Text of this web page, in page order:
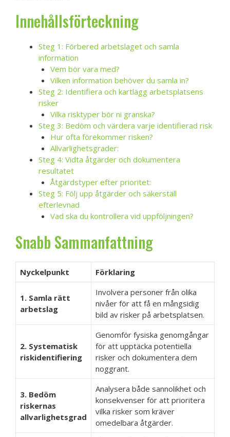
Innehållsförteckning
Steg 1: Förbered arbetslaget och samla
information
Vem bör vara med?
Vilken information behöver du samla in?
Steg 2: Identifiera och kartlägg arbetsplatsens
risker
Vilka risktyper bör ni granska?
Steg 3: Bedöm och värdera varje identifierad risk
Hur ofta förekommer risken?
Allvarlighetsgrader:
Steg 4: Vidta åtgärder och dokumentera
resultatet
Åtgärdstyper efter prioritet:
Steg 5: Följ upp åtgärder och säkerställ
efterlevnad
Vad ska du kontrollera vid uppföljningen?
Snabb Sammanfattning
Nyckelpunkt Förklaring
1. Samla rätt
arbetslag
Involvera personer från olika
nivåer för att få en mångsidig
bild av risker på arbetsplatsen.
2. Systematisk
riskidentifiering
Genomför fysiska genomgångar
för att upptäcka potentiella
risker och dokumentera dem
noggrant.
3. Bedöm
riskernas
allvarlighetsgrad
Analysera både sannolikhet och
konsekvenser för att prioritera
vilka risker som kräver
omedelbara åtgärder.